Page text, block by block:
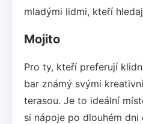
mladými lidmi, kteří
Mojito
Pro ty, kteří preferují
bar známý svými
terasou. Je to ideální
si nápoje po dlouhém dni